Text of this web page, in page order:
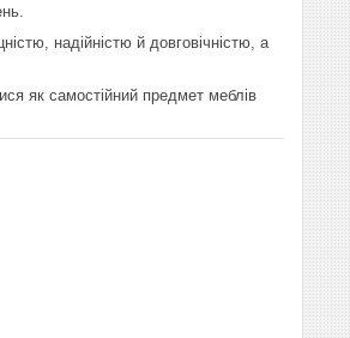
надійністю й довговічністю, а
як самостійний предмет меблів